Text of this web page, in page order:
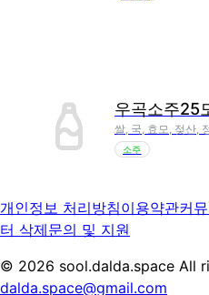
우곡소주25
쌀, 국, 효모, 젖산,
소주
개인정보 처리방침이용약관커
터 삭제문의 및 지원
© 2026 sool.dalda.space All
dalda.space@gmail.com